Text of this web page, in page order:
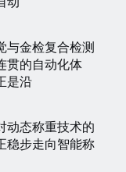
与金检复合检测
贯的自动化体
是沿
动态称重技术的
稳步走向智能称